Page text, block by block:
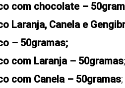
com chocolate –
Laranja, Canela e
– 50gramas;
com Laranja – 50gramas;
com Canela – 50gramas;